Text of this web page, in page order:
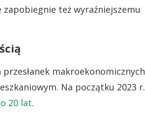
też wyraźniejszemu
makroekonomicznych
Na początku 2023 r.
20 lat.